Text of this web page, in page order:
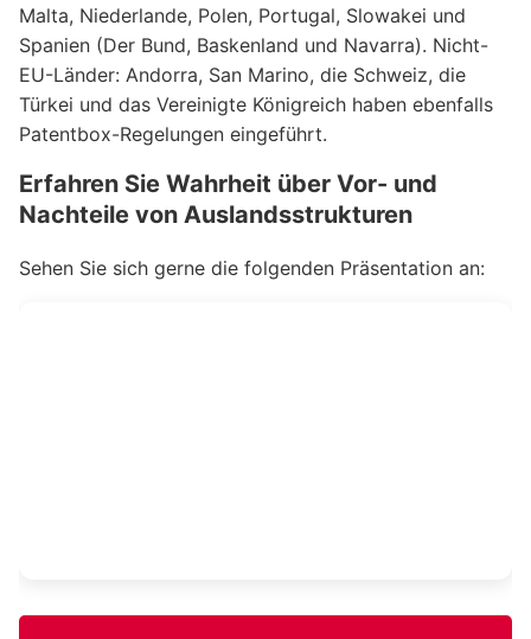
Malta, Niederlande, Polen, Portugal, Slowakei und
Spanien (Der Bund, Baskenland und Navarra). Nicht-
EU-Länder: Andorra, San Marino, die Schweiz, die
Türkei und das Vereinigte Königreich haben ebenfalls
Patentbox-Regelungen eingeführt.
Erfahren Sie Wahrheit über Vor- und
Nachteile von Auslandsstrukturen
Sehen Sie sich gerne die folgenden Präsentation an: